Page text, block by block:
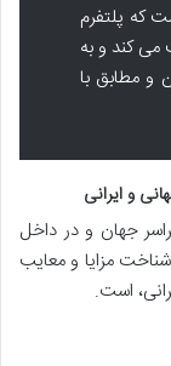
که پلتفرم
می کند و به
و مطابق با
و ایرانی
جهان و در داخل
مزایا و معایب
است.